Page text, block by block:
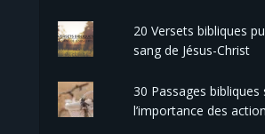
20 Versets bibliques
sang de Jésus-Christ
30 Passages bibliques
l’importance des